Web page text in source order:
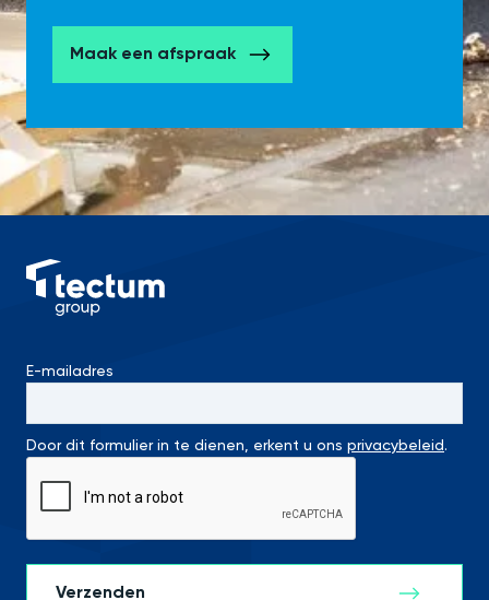
Maak een afspraak
E-mailadres
Door dit formulier in te dienen, erkent u ons privacybeleid .